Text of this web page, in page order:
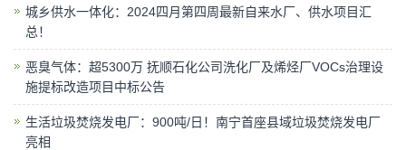
城乡供水一体化：2024四月第四周最新自来水厂、供水项目汇
总！
恶臭气体：超5300万 抚顺石化公司洗化厂及烯烃厂VOCs治理设
施提标改造项目中标公告
生活垃圾焚烧发电厂：900吨/日！南宁首座县域垃圾焚烧发电厂
亮相